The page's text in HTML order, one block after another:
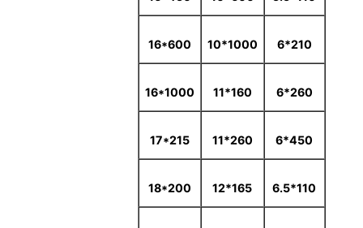
210*6
1000*10
16*600
260*6
160*11
16*1000
450*6
260*11
17*215
110*6.5
165*12
18*200